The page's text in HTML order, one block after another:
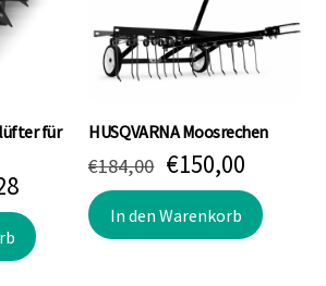
für
Aktueller
Preis
ist:
€126,28.
HUSQVARNA Moosrechen
€184,00 Ursprünglicher
Preis
war:
€184,00
€150,00
Preis
ist:
In den Warenkorb